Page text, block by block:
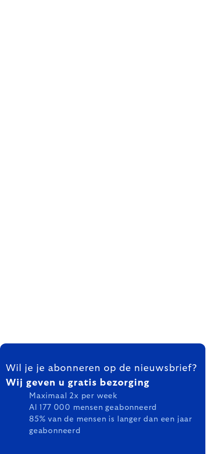
FOOTER
Wil je je abonneren op de nieuwsbrief?
Wij geven u gratis bezorging
Maximaal 2x per week
Al 177 000 mensen geabonneerd
85% van de mensen is langer dan een jaar
geabonneerd